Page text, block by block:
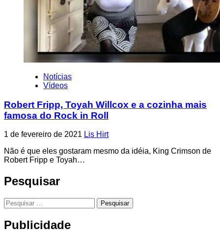
Notícias
Vídeos
Robert Fripp, Toyah Willcox e a cozinha mais
famosa do Rock in Roll
1 de fevereiro de 2021 Lis Hirt
Não é que eles gostaram mesmo da idéia, King Crimson de
Robert Fripp e Toyah…
Pesquisar
Pesquisar
por:
Publicidade